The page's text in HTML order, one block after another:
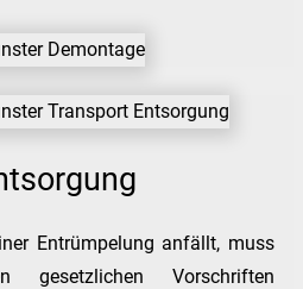
Entrümpelung anfällt, muss
gesetzlichen Vorschriften